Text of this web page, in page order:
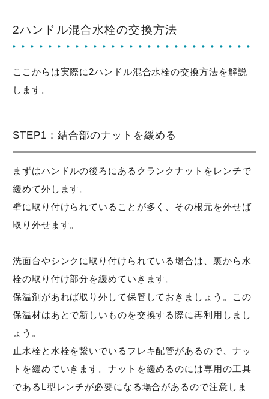
2ハンドル混合水栓の交換方法
ここからは実際に2ハンドル混合水栓の交換方法を解説
します。
STEP1：結合部のナットを緩める
まずはハンドルの後ろにあるクランクナットをレンチで
緩めて外します。
壁に取り付けられていることが多く、その根元を外せば
取り外せます。
洗面台やシンクに取り付けられている場合は、裏から水
栓の取り付け部分を緩めていきます。
保温剤があれば取り外して保管しておきましょう。この
保温材はあとで新しいものを交換する際に再利用しまし
ょう。
止水栓と水栓を繋いでいるフレキ配管があるので、ナッ
トを緩めていきます。ナットを緩めるのには専用の工具
であるL型レンチが必要になる場合があるので注意しま